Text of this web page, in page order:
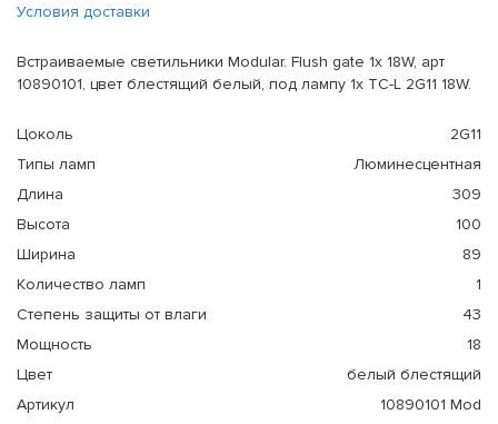
Условия доставки
Встраиваемые светильники Modular. Flush gate 1x 18W, арт
10890101, цвет блестящий белый, под лампу 1x TC-L 2G11 18W.
Цоколь
2G11
Типы ламп
Люминесцентная
Длина
309
Высота
100
Ширина
89
Количество ламп
1
Степень защиты от влаги
43
Мощность
18
Цвет
белый блестящий
Артикул
10890101 Mod